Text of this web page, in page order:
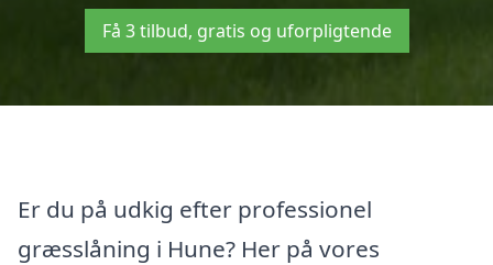
Få 3 tilbud, gratis og uforpligtende
Er du på udkig efter professionel
græsslåning i Hune? Her på vores